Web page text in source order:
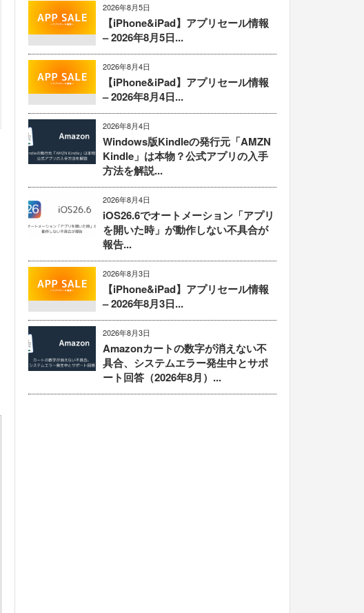
2026年8月5日
【iPhone&iPad】アプリセール情報
– 2026年8月5日...
2026年8月4日
【iPhone&iPad】アプリセール情報
– 2026年8月4日...
2026年8月4日
Windows版Kindleの発行元「AMZN
Kindle」は本物？公式アプリの入手
方法を解説...
2026年8月4日
iOS26.6でオートメーション「アプリ
を開いた時」が動作しない不具合が
報告...
2026年8月3日
【iPhone&iPad】アプリセール情報
– 2026年8月3日...
2026年8月3日
Amazonカートの数字が消えない不
具合、システムエラー発生中とサポ
ート回答（2026年8月）...